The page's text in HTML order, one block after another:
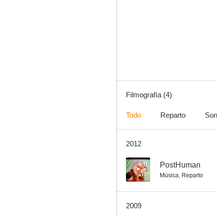
Filmografía (4)
Todo Reparto
2012
6.0 PostHuman
Música, Reparto
2009